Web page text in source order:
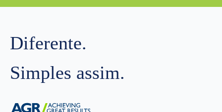
Diferente.
Simples assim.